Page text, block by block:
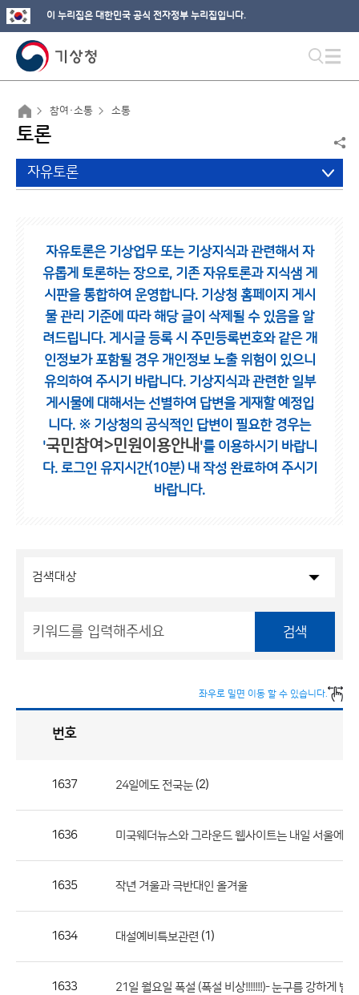
이 누리집은 대한민국 공식 전자정부 누리집입니다.
참여·소통 소통
토론
자유토론
자유토론은 기상업무 또는 기상지식과 관련해서 자
유롭게 토론하는 장으로, 기존 자유토론과 지식샘 게
시판을 통합하여 운영합니다. 기상청 홈페이지 게시
물 관리 기준에 따라 해당 글이 삭제될 수 있음을 알
려드립니다. 게시글 등록 시 주민등록번호와 같은 개
인정보가 포함될 경우 개인정보 노출 위험이 있으니
유의하여 주시기 바랍니다. 기상지식과 관련한 일부
게시물에 대해서는 선별하여 답변을 게재할 예정입
니다. ※ 기상청의 공식적인 답변이 필요한 경우는
'국민참여>민원이용안내 '를 이용하시기 바랍니
다. 로그인 유지시간(10분) 내 작성 완료하여 주시기
바랍니다.
검색
좌우로 밀면 이동 할 수 있습니다.
론
번호
1637 24일에도 전국눈 (2)
1636 미국웨더뉴스와 그라운드 웹사이트는 내일 서울에
1635 작년 겨울과 극반대인 올겨울
1634 대설예비특보관련 (1)
1633 21일 월요일 폭설 (폭설 비상!!!!!!!)- 눈구름 강하게 발달